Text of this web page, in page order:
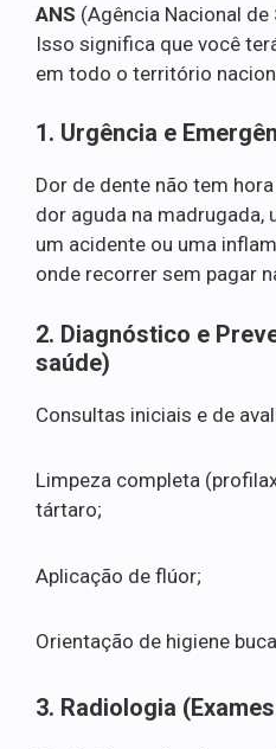
ANS (Agência Nacional de
Isso significa que você
em todo o território
1. Urgência e
Dor de dente não tem
dor aguda na madrugada,
um acidente ou uma
onde recorrer sem pagar
2. Diagnóstico e
saúde)
Consultas iniciais e de
Limpeza completa
tártaro;
Aplicação de flúor;
Orientação de higiene
3. Radiologia